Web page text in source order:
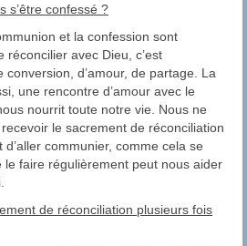
s’être confessé ?
et la confession sont
réconcilier avec Dieu, c’est
d’amour, de partage. La
une rencontre d’amour avec le
nourrit toute notre vie. Nous ne
le sacrement de réconciliation
communier, comme cela se
le faire régulièrement peut nous aider
de réconciliation plusieurs fois